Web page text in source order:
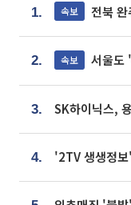
1. 속보 전북
2. 속보 서울도
3.
4.